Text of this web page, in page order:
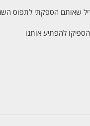
להפתיע אותנו